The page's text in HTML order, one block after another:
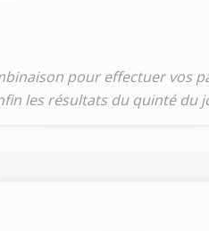
pour effectuer vos
les résultats du quinté du